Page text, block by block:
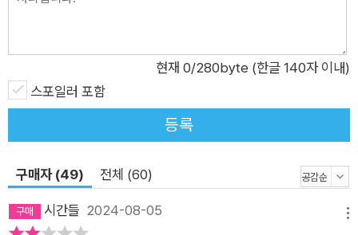
마지못해 삼촌을 따라 곰팡내 나는 서점 2층의 작은 방으로 이사
한다. 그리고 그곳의 오래된 책들과 느릿느릿 살아가는 주변 사람
들과의 만남을 통해 서서히 상처를 치유해가고 다시 삶을 일으킬
동력을 얻어간다.어떻게 보면 지극히 평범한 힐링 소설의 줄거리
더없이 아름답게 그려낸 데 있다. 나라와 인종을 불문하고 모든
된 그날 밤’이 있기 마련이다. 어쩐지 잠이 오지 않고 마음이 심란
현재 0/280byte (한글 140자 이내)
스포일러 포함
등록
구매자 (49) 전체 (60)
시간들 2024-08-05